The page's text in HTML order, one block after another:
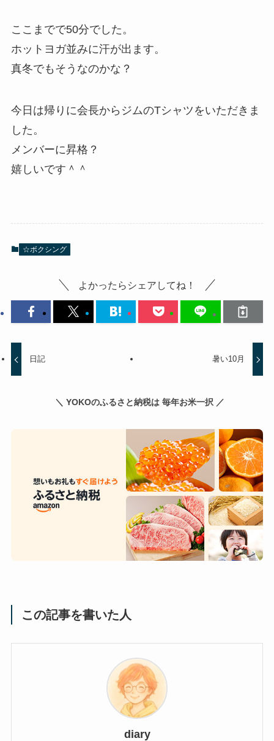
ここまでで50分でした。
ホットヨガ並みに汗が出ます。
真冬でもそうなのかな？
今日は帰りに会長からジムのTシャツをいただきま
した。
メンバーに昇格？
嬉しいです＾＾
☆ボクシング
よかったらシェアしてね！
日記 暑い10月
＼ YOKOのふるさと納税は 毎年お米一択 ／
この記事を書いた人
diary